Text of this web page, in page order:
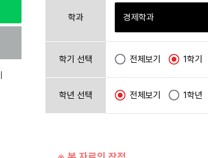
학과
학기 선택 전체보기 1학기
학년 선택 전체보기 1학년